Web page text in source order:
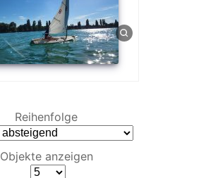
Reihenfolge
Objekte anzeigen